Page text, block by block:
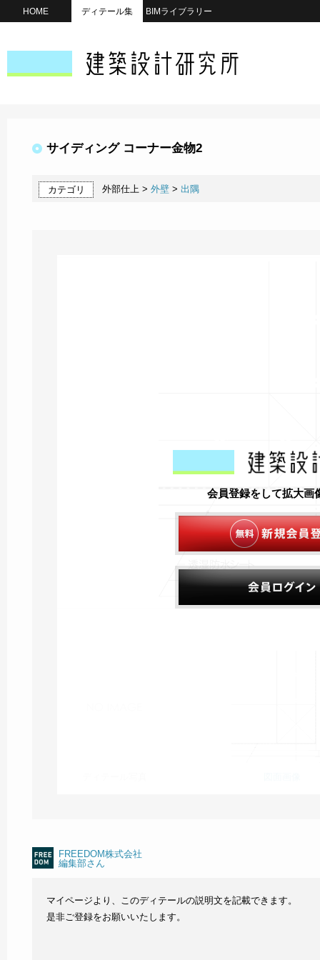
HOME ディテール集 BIMライブラリー
サイディング コーナー金物2
カテゴリ 外部仕上 >外壁 >出隅
会員登録をして拡大画
FREEDOM株式会社
編集部さん
マイページより、このディテールの説明文を記載できます。
是非ご登録をお願いいたします。